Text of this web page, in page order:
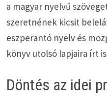
a magyar nyelvű
szeretnének kicsit
eszperantó nyelv és
könyv utolsó lapjaira írt
Döntés az idei